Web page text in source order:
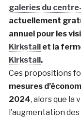
galeries du
actuellement
annuel pour les
Kirkstall
et la
Kirkstall .
Ces propositions
mesures
2024, alors que la
l’augmentation